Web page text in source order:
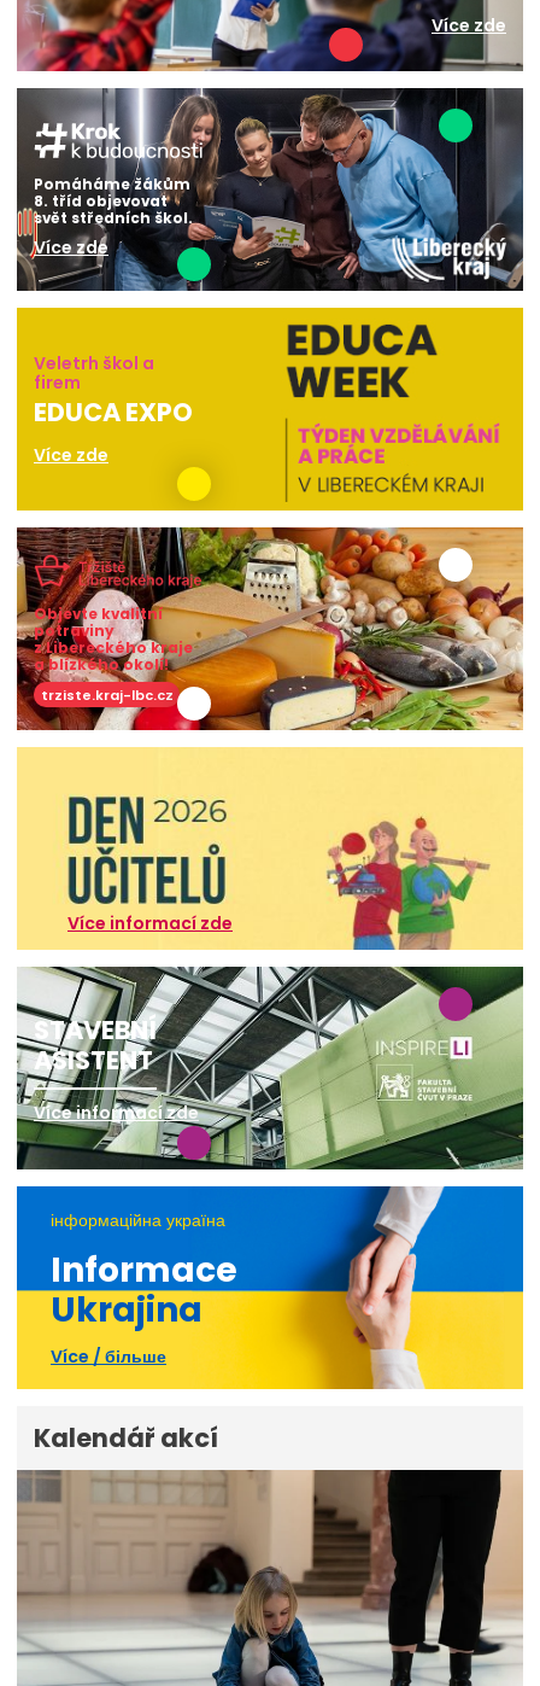
Více zde
Pomáháme žákům
8. tříd objevovat
svět středních škol.
Více zde
Veletrh škol a
firem
EDUCA EXPO
Více zde
Objevte kvalitní
potraviny
z Libereckého kraje
a blízkého okolí!
trziste.kraj-lbc.cz
Více informací zde
STAVEBNÍ
ASISTENT
Více informací zde
інформаційна україна
Informace
Ukrajina
Více / більше
Kalendář akcí